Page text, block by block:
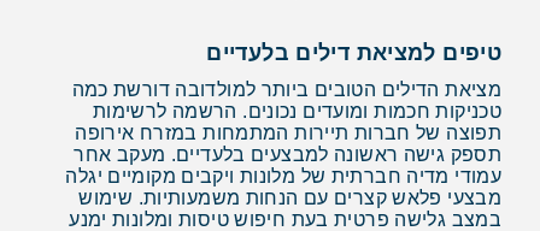
טיפים למציאת דילים בלעדיים
מציאת הדילים הטובים ביותר למולדובה דורשת כמה
טכניקות חכמות ומועדים נכונים. הרשמה לרשימות
תפוצה של חברות תיירות המתמחות במזרח אירופה
תספק גישה ראשונה למבצעים בלעדיים. מעקב אחר
עמודי מדיה חברתית של מלונות ויקבים מקומיים יגלה
מבצעי פלאש קצרים עם הנחות משמעותיות. שימוש
במצב גלישה פרטית בעת חיפוש טיסות ומלונות ימנע